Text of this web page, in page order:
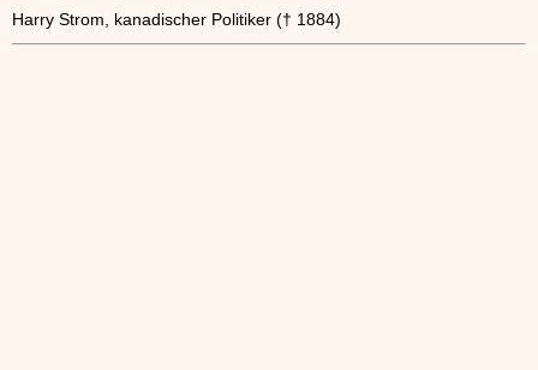
Harry Strom, kanadischer Politiker († 1884)